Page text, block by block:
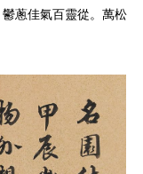
蔥佳氣百靈從。萬松